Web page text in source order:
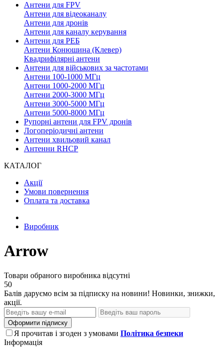
Антени для FPV
Антени для відеоканалу
Антени для дронів
Антени для каналу керування
Антени для РЕБ
Антени Конюшина (Клевер)
Квадрифілярні антени
Антени для військових за частотами
Антени 100-1000 МГц
Антени 1000-2000 МГц
Антени 2000-3000 МГц
Антени 3000-5000 МГц
Антени 5000-8000 МГц
Рупорні антени для FPV дронів
Логоперіодичні антени
Антени хвильовий канал
Антенни RHCP
КАТАЛОГ
Акції
Умови повернення
Оплата та доставка
Виробник
Arrow
Товари обраного виробника відсутні
50
Балів даруємо всім за підписку на новини! Новинки, знижки,
акції.
Оформити підписку
Я прочитав і згоден з умовами Політика безпеки
Інформація